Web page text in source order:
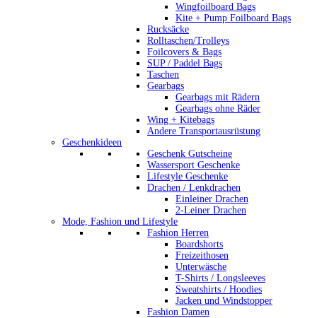
Wingfoilboard Bags
Kite + Pump Foilboard Bags
Rucksäcke
Rolltaschen/Trolleys
Foilcovers & Bags
SUP / Paddel Bags
Taschen
Gearbags
Gearbags mit Rädern
Gearbags ohne Räder
Wing + Kitebags
Andere Transportausrüstung
Geschenkideen
Geschenk Gutscheine
Wassersport Geschenke
Lifestyle Geschenke
Drachen / Lenkdrachen
Einleiner Drachen
2-Leiner Drachen
Mode, Fashion und Lifestyle
Fashion Herren
Boardshorts
Freizeithosen
Unterwäsche
T-Shirts / Longsleeves
Sweatshirts / Hoodies
Jacken und Windstopper
Fashion Damen